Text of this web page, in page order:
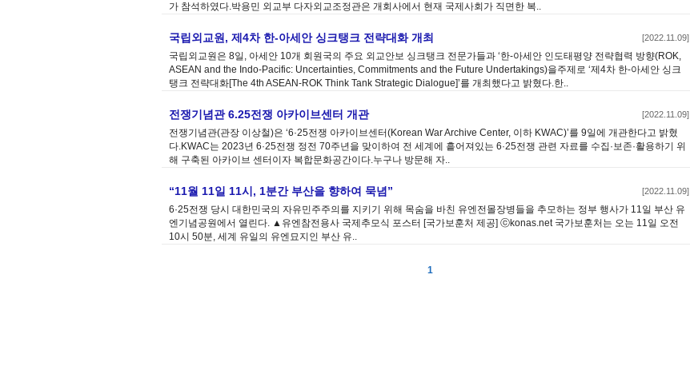
가 참석하였다.박용민 외교부 다자외교조정관은 개회사에서 현재 국제사회가 직면한 복..
국립외교원, 제4차 한-아세안 싱크탱크 전략대화 개최 [2022.11.09]
국립외교원은 8일, 아세안 10개 회원국의 주요 외교안보 싱크탱크 전문가들과 ‘한-아세안 인도태평양 전략협력 방향(ROK,
ASEAN and the Indo-Pacific: Uncertainties, Commitments and the Future Undertakings)을주제로 ‘제4차 한-아세안 싱크
탱크 전략대화[The 4th ASEAN-ROK Think Tank Strategic Dialogue]’를 개최했다고 밝혔다.한..
전쟁기념관 6.25전쟁 아카이브센터 개관 [2022.11.09]
전쟁기념관(관장 이상철)은 ‘6·25전쟁 아카이브센터(Korean War Archive Center, 이하 KWAC)’를 9일에 개관한다고 밝혔
다.KWAC는 2023년 6·25전쟁 정전 70주년을 맞이하여 전 세계에 흩어져있는 6·25전쟁 관련 자료를 수집·보존·활용하기 위
해 구축된 아카이브 센터이자 복합문화공간이다.누구나 방문해 자..
“11월 11일 11시, 1분간 부산을 향하여 묵념” [2022.11.09]
6·25전쟁 당시 대한민국의 자유민주주의를 지키기 위해 목숨을 바친 유엔전몰장병들을 추모하는 정부 행사가 11일 부산 유
엔기념공원에서 열린다. ▲유엔참전용사 국제추모식 포스터 [국가보훈처 제공] ⓒkonas.net 국가보훈처는 오는 11일 오전
10시 50분, 세계 유일의 유엔묘지인 부산 유..
1